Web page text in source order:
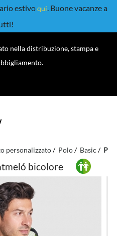
estivoqui. Buone vacanze a
nella distribuzione, stampa e
personalizzato Polo Basic
bicolore